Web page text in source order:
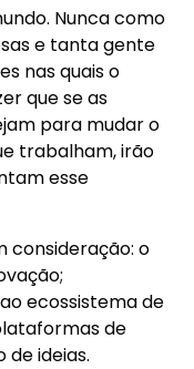
Nunca como
e tanta gente
nas quais o
que se as
para mudar o
trabalham, irão
esse
consideração: o
ecossistema de
de
de ideias.